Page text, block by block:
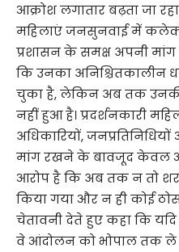
आक्रोश लगातार बढ़ता जा
महिलाएं जनसुनवाई में
प्रशासन के समक्ष अपनी मांग
कि उनका अनिश्चितकालीन
चुका है, लेकिन अब तक
नहीं हुआ है। प्रदर्शनकारी
अधिकारियों,
मांग रखने के बावजूद केवल
आरोप है कि अब तक न तो
किया गया और न ही कोई
चेतावनी देते हुए कहा कि यदि
वे आंदोलन को भोपाल तक ले